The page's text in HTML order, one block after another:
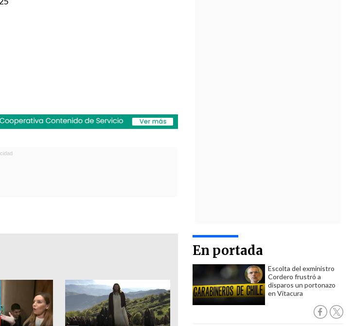
En portada
Escolta del exministro
Cordero frustró a
disparos un portonazo
en Vitacura